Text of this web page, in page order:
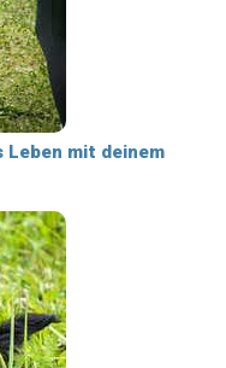
Leben mit deinem